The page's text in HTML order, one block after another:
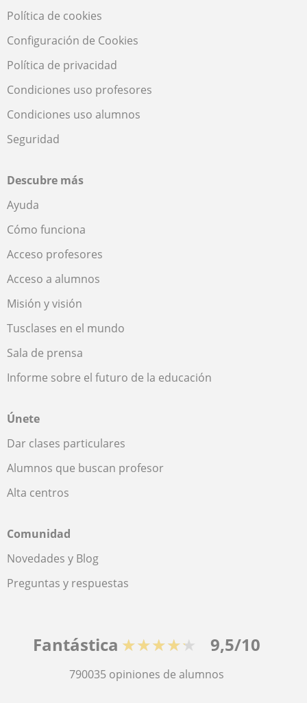
Política de cookies
Configuración de Cookies
Política de privacidad
Condiciones uso profesores
Condiciones uso alumnos
Seguridad
Descubre más
Ayuda
Cómo funciona
Acceso profesores
Acceso a alumnos
Misión y visión
Tusclases en el mundo
Sala de prensa
Informe sobre el futuro de la educación
Únete
Dar clases particulares
Alumnos que buscan profesor
Alta centros
Comunidad
Novedades y Blog
Preguntas y respuestas
Fantástica ★★★★★ 9,5/10
790035 opiniones de alumnos